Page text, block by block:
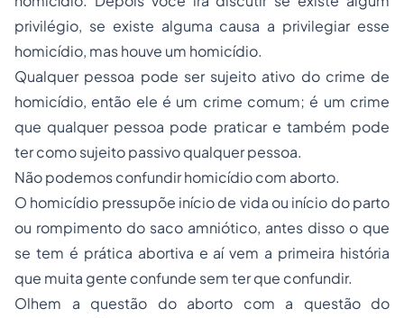
privilégio, se existe alguma causa a privilegiar esse
homicídio, mas houve um homicídio.
Qualquer pessoa pode ser sujeito ativo do crime de
homicídio, então ele é um crime comum; é um crime
que qualquer pessoa pode praticar e também pode
ter como sujeito passivo qualquer pessoa.
Não podemos confundir homicídio com aborto.
O homicídio pressupõe início de vida ou início do parto
ou rompimento do saco amniótico, antes disso o que
se tem é prática abortiva e aí vem a primeira história
que muita gente confunde sem ter que confundir.
Olhem a questão do aborto com a questão do